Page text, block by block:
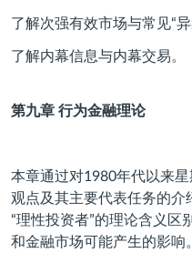
了解次强有效市场与常见“异
了解内幕信息与内幕交易。
第九章 行为金融理论
本章通过对1980年代以来
观点及其主要代表任务的介
“理性投资者”的理论含义区
和金融市场可能产生的影响。